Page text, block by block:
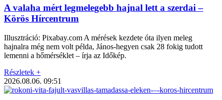
A valaha mért legmelegebb hajnal lett a szerdai –
Körös Hírcentrum
Illusztráció: Pixabay.com A mérések kezdete óta ilyen meleg
hajnalra még nem volt példa, János-hegyen csak 28 fokig tudott
lemenni a hőmérséklet – írja az Időkép.
Részletek +
2026.08.06. 09:51